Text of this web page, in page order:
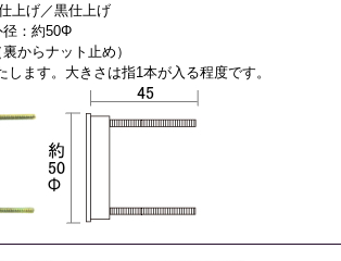
上げ／黒仕上げ
径：約50Φ
からナット止め）
ます。大きさは指1本が入る程度です。